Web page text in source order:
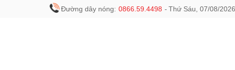
Đường dây nóng: 0866.59.4498 - Thứ Sáu, 07/08/